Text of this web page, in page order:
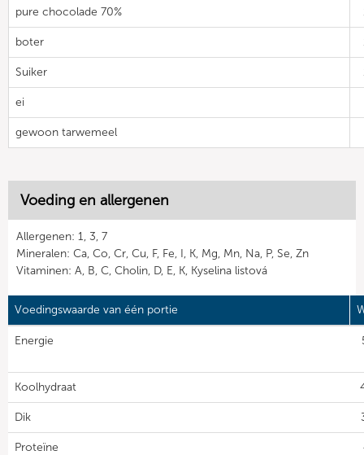
pure chocolade 70%
boter
Suiker
ei
gewoon tarwemeel
Voeding en allergenen
Allergenen: 1, 3, 7
Mineralen: Ca, Co, Cr, Cu, F, Fe, I, K, Mg, Mn, Na, P, Se, Zn
Vitaminen: A, B, C, Cholin, D, E, K, Kyselina listová
Voedingswaarde van één portie
Energie
Koolhydraat
Dik
Proteïne